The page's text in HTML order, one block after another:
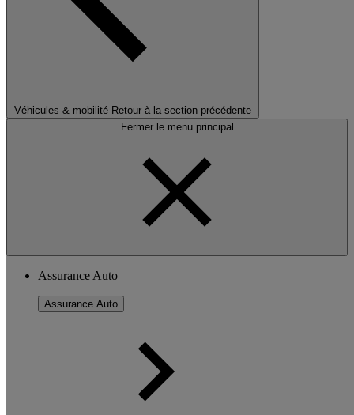
Véhicules & mobilité Retour à la section précédente
Fermer le menu principal
Assurance Auto
Assurance Auto